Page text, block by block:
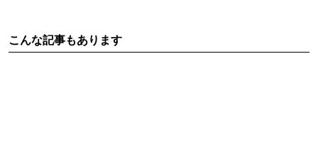
こんな記事もあります